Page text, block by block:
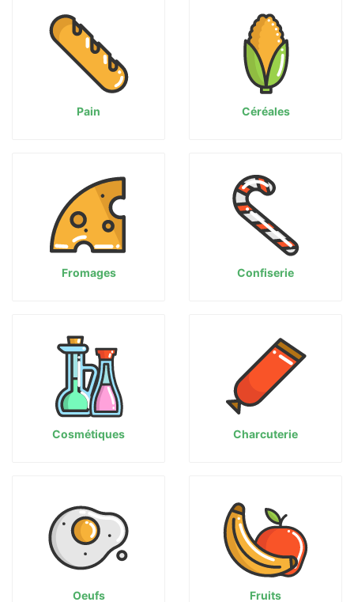
Pain Céréales
Fromages Confiserie
Cosmétiques Charcuterie
Oeufs Fruits